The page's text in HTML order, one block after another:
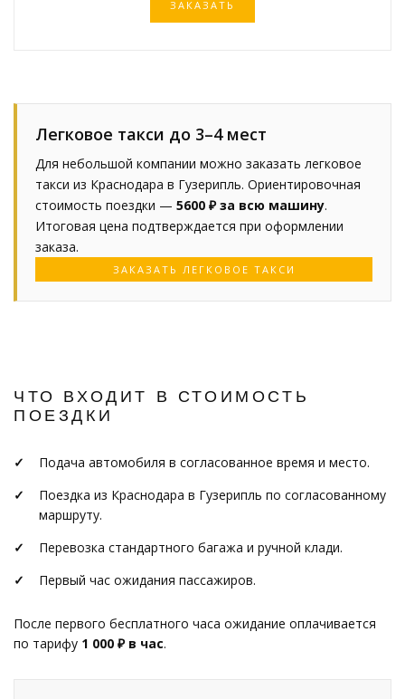
ЗАКАЗАТЬ
Легковое такси до 3–4 мест
Для небольшой компании можно заказать легковое
такси из Краснодара в Гузерипль. Ориентировочная
стоимость поездки — 5600 ₽ за всю машину.
Итоговая цена подтверждается при оформлении
заказа.
ЗАКАЗАТЬ ЛЕГКОВОЕ ТАКСИ
ЧТО ВХОДИТ В СТОИМОСТЬ
ПОЕЗДКИ
Подача автомобиля в согласованное время и место.
Поездка из Краснодара в Гузерипль по согласованному
маршруту.
Перевозка стандартного багажа и ручной клади.
Первый час ожидания пассажиров.
После первого бесплатного часа ожидание оплачивается
по тарифу 1 000 ₽ в час.